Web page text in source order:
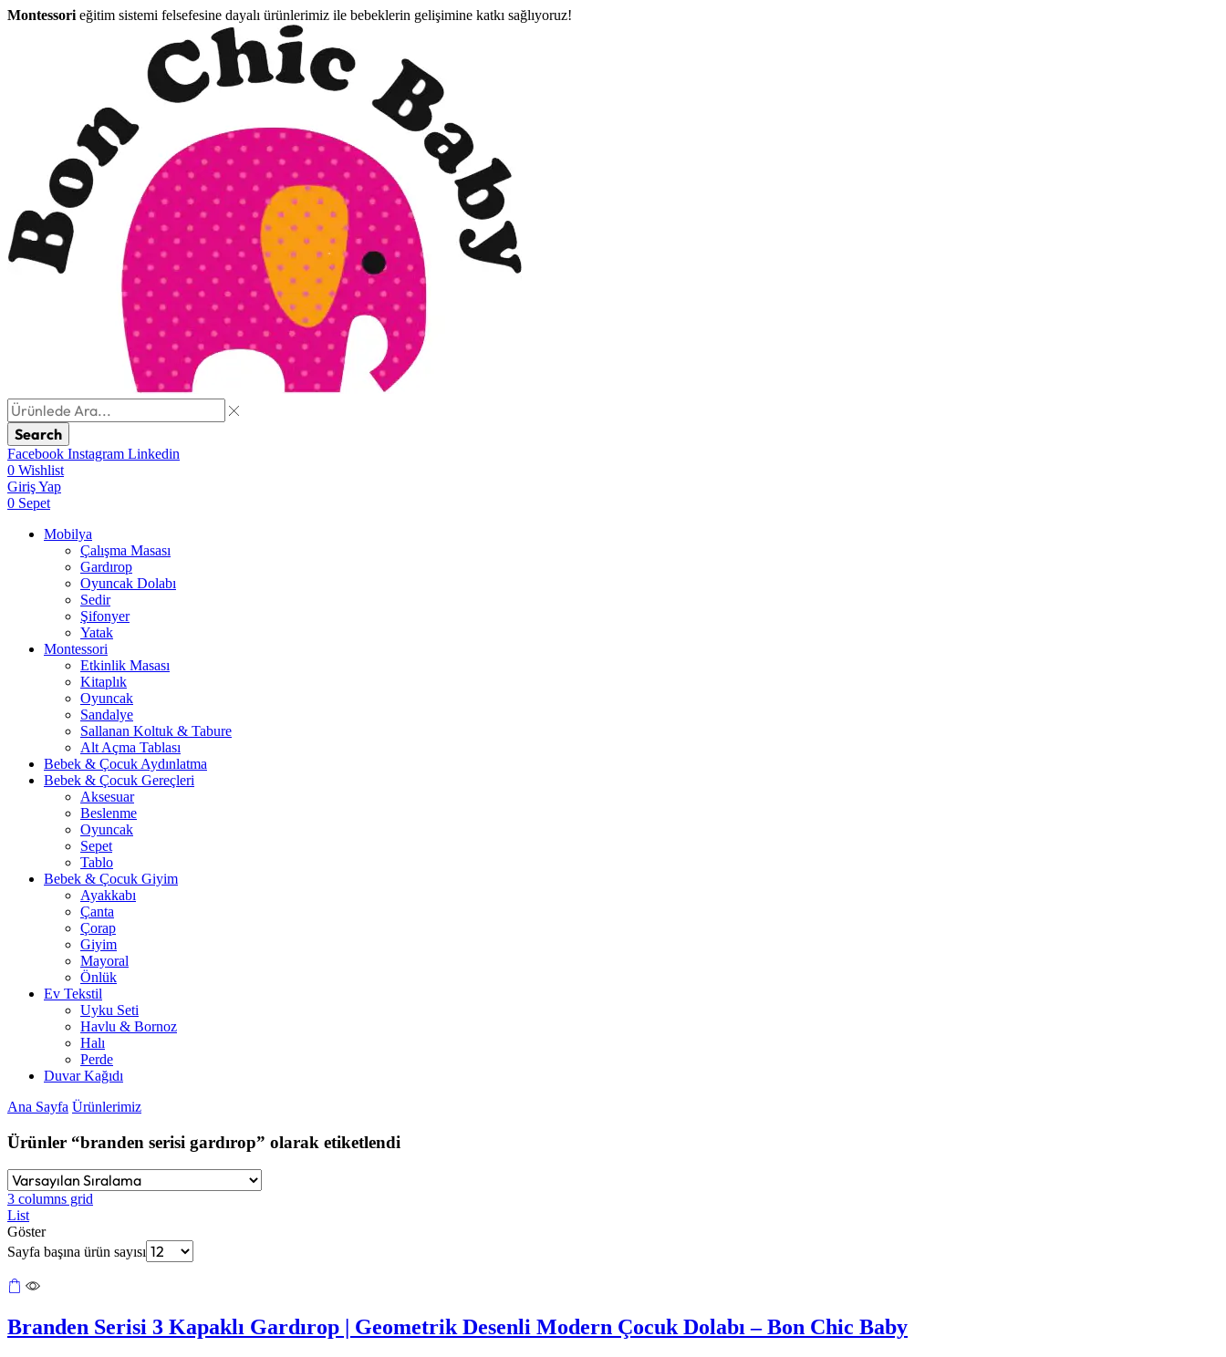
Montessori eğitim sistemi felsefesine dayalı ürünlerimiz ile bebeklerin gelişimine katkı sağlıyoruz!
Search
Facebook Instagram Linkedin
0 Wishlist
Giriş Yap
0 Sepet
Mobilya
Çalışma Masası
Gardırop
⁠Oyuncak Dolabı
Sedir
Şifonyer
Yatak
Montessori
Etkinlik Masası
Kitaplık
Oyuncak
Sandalye
Sallanan Koltuk & Tabure
Alt Açma Tablası
Bebek & Çocuk Aydınlatma
Bebek & Çocuk Gereçleri
Aksesuar
Beslenme
Oyuncak
Sepet
Tablo
Bebek & Çocuk Giyim
Ayakkabı
Çanta
Çorap
Giyim
Mayoral
Önlük
Ev Tekstil
Uyku Seti
Havlu & Bornoz
Halı
Perde
Duvar Kağıdı
Ana Sayfa Ürünlerimiz
Ürünler “branden serisi gardırop” olarak etiketlendi
3 columns grid
List
Göster
Sayfa başına ürün sayısı
Branden Serisi 3 Kapaklı Gardırop | Geometrik Desenli Modern Çocuk Dolabı – Bon Chic Baby